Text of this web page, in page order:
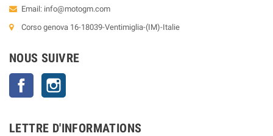
Email: info@motogm.com
Corso genova 16-18039-Ventimiglia-(IM)-Italie
NOUS SUIVRE
Facebook
LETTRE D'INFORMATIONS